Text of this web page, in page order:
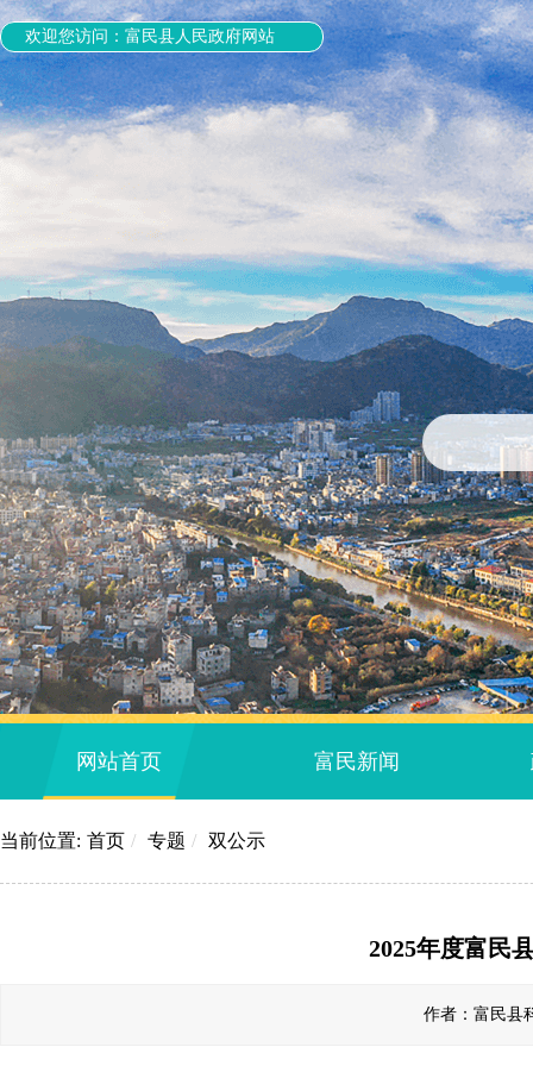
欢迎您访问：富民县人民政府网站
网站首页 富民新闻
当前位置: 首页 / 专题 / 双公示
2025年度富民
作者：富民县